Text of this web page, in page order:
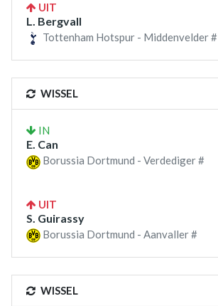
UIT
L. Bergvall
Tottenham Hotspur - Middenvelder #
WISSEL
IN
E. Can
Borussia Dortmund - Verdediger #
UIT
S. Guirassy
Borussia Dortmund - Aanvaller #
WISSEL